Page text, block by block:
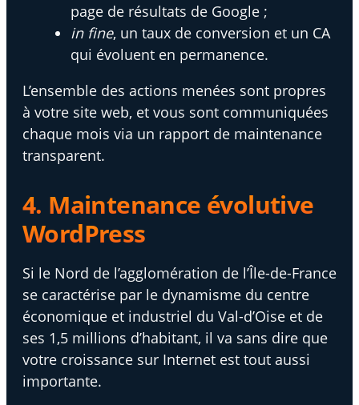
page de résultats de Google ;
in fine, un taux de conversion et un CA
qui évoluent en permanence.
L’ensemble des actions menées sont propres
à votre site web, et vous sont communiquées
chaque mois via un rapport de maintenance
transparent.
4. Maintenance évolutive
WordPress
Si le Nord de l’agglomération de l’Île-de-France
se caractérise par le dynamisme du centre
économique et industriel du Val-d’Oise et de
ses 1,5 millions d’habitant, il va sans dire que
votre croissance sur Internet est tout aussi
importante.